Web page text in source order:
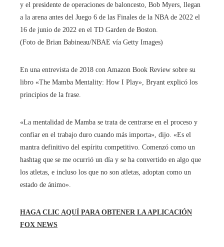
y el presidente de operaciones de baloncesto, Bob Myers, llegan
a la arena antes del Juego 6 de las Finales de la NBA de 2022 el
16 de junio de 2022 en el TD Garden de Boston.
(Foto de Brian Babineau/NBAE vía Getty Images)
En una entrevista de 2018 con Amazon Book Review sobre su
libro «The Mamba Mentality: How I Play», Bryant explicó los
principios de la frase.
«La mentalidad de Mamba se trata de centrarse en el proceso y
confiar en el trabajo duro cuando más importa», dijo. «Es el
mantra definitivo del espíritu competitivo. Comenzó como un
hashtag que se me ocurrió un día y se ha convertido en algo que
los atletas, e incluso los que no son atletas, adoptan como un
estado de ánimo».
HAGA CLIC AQUÍ PARA OBTENER LA APLICACIÓN
FOX NEWS